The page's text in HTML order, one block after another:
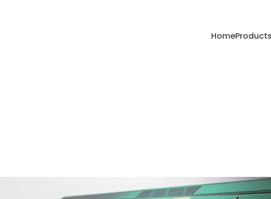
HomeProducts